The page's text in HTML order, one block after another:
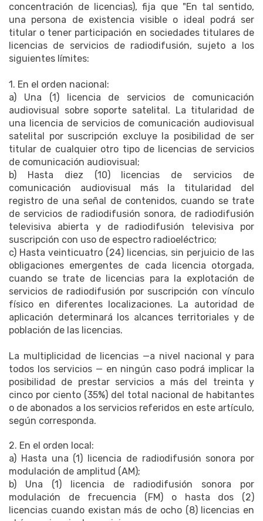
concentración de licencias), fija que "En tal sentido,
una persona de existencia visible o ideal podrá ser
titular o tener participación en sociedades titulares de
licencias de servicios de radiodifusión, sujeto a los
siguientes límites:
1. En el orden nacional:
a) Una (1) licencia de servicios de comunicación
audiovisual sobre soporte satelital. La titularidad de
una licencia de servicios de comunicación audiovisual
satelital por suscripción excluye la posibilidad de ser
titular de cualquier otro tipo de licencias de servicios
de comunicación audiovisual;
b) Hasta diez (10) licencias de servicios de
comunicación audiovisual más la titularidad del
registro de una señal de contenidos, cuando se trate
de servicios de radiodifusión sonora, de radiodifusión
televisiva abierta y de radiodifusión televisiva por
suscripción con uso de espectro radioeléctrico;
c) Hasta veinticuatro (24) licencias, sin perjuicio de las
obligaciones emergentes de cada licencia otorgada,
cuando se trate de licencias para la explotación de
servicios de radiodifusión por suscripción con vínculo
físico en diferentes localizaciones. La autoridad de
aplicación determinará los alcances territoriales y de
población de las licencias.
La multiplicidad de licencias —a nivel nacional y para
todos los servicios — en ningún caso podrá implicar la
posibilidad de prestar servicios a más del treinta y
cinco por ciento (35%) del total nacional de habitantes
o de abonados a los servicios referidos en este artículo,
según corresponda.
2. En el orden local:
a) Hasta una (1) licencia de radiodifusión sonora por
modulación de amplitud (AM);
b) Una (1) licencia de radiodifusión sonora por
modulación de frecuencia (FM) o hasta dos (2)
licencias cuando existan más de ocho (8) licencias en